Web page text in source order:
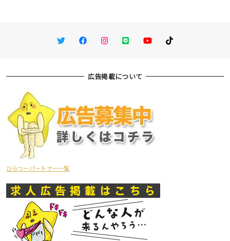
TwitterFacebookInstagram
LINE You TubeTikTok
広告掲載について
ひらつーパートナー一覧